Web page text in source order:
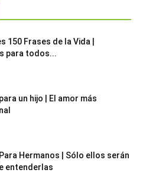
150 Frases de la Vida |
para todos...
un hijo | El amor más
Hermanos | Sólo ellos serán
entenderlas